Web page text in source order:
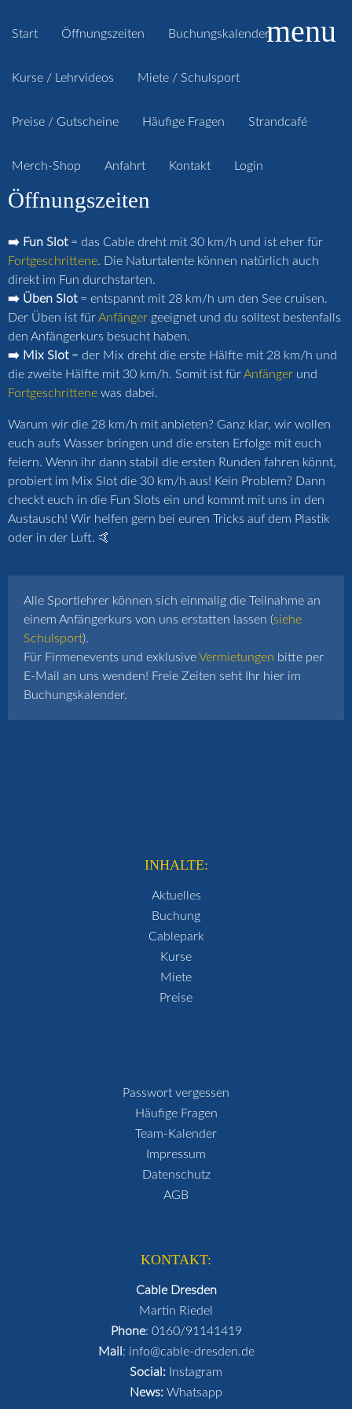
Start Öffnungszeiten Buchungskalender
Kurse / Lehrvideos Miete / Schulsport
Preise / Gutscheine Häufige Fragen Strandcafé
Merch-Shop Anfahrt Kontakt Login
menu
Öffnungszeiten
➡️ Fun Slot= das Cable dreht mit 30 km/h und ist eher für
Fortgeschrittene. Die Naturtalente können natürlich auch
direkt im Fun durchstarten.
➡️ Üben Slot= entspannt mit 28 km/h um den See cruisen.
Der Üben ist fürAnfänger geeignet und du solltest bestenfalls
den Anfängerkurs besucht haben.
➡️ Mix Slot= der Mix dreht die erste Hälfte mit 28 km/h und
die zweite Hälfte mit 30 km/h. Somit ist fürAnfänger und
Fortgeschrittene was dabei.
Warum wir die 28 km/h mit anbieten? Ganz klar, wir wollen
euch aufs Wasser bringen und die ersten Erfolge mit euch
feiern. Wenn ihr dann stabil die ersten Runden fahren könnt,
probiert im Mix Slot die 30 km/h aus! Kein Problem? Dann
checkt euch in die Fun Slots ein und kommt mit uns in den
Austausch! Wir helfen gern bei euren Tricks auf dem Plastik
oder in der Luft. 🤙
Alle Sportlehrer können sich einmalig die Teilnahme an
einem Anfängerkurs von uns erstatten lassen (siehe
Schulsport).
Für Firmenevents und exklusiveVermietungen bitte per
E-Mail an uns wenden! Freie Zeiten seht Ihr hier im
Buchungskalender.
INHALTE:
Aktuelles
Buchung
Cablepark
Kurse
Miete
Preise
Passwort vergessen
Häufige Fragen
Team-Kalender
Impressum
Datenschutz
AGB
KONTAKT:
Cable Dresden
Martin Riedel
Phone: 0160/91141419
Mail : info@cable-dresden.de
Social: Instagram
News: Whatsapp